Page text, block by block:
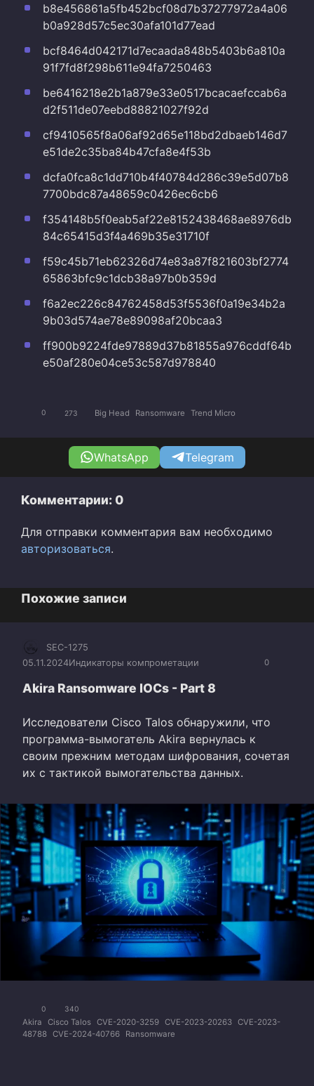
b8e456861a5fb452bcf08d7b37277972a4a06
b0a928d57c5ec30afa101d77ead
bcf8464d042171d7ecaada848b5403b6a810a
91f7fd8f298b611e94fa7250463
be6416218e2b1a879e33e0517bcacaefccab6a
d2f511de07eebd88821027f92d
cf9410565f8a06af92d65e118bd2dbaeb146d7
e51de2c35ba84b47cfa8e4f53b
dcfa0fca8c1dd710b4f40784d286c39e5d07b8
7700bdc87a48659c0426ec6cb6
f354148b5f0eab5af22e8152438468ae8976db
84c65415d3f4a469b35e31710f
f59c45b71eb62326d74e83a87f821603bf2774
65863bfc9c1dcb38a97b0b359d
f6a2ec226c84762458d53f5536f0a19e34b2a
9b03d574ae78e89098af20bcaa3
ff900b9224fde97889d37b81855a976cddf64b
e50af280e04ce53c587d978840
0 273 Big Head Ransomware Trend Micro
WhatsApp Telegram
Комментарии: 0
Для отправки комментария вам необходимо
авторизоваться.
Похожие записи
0
SEC-1275
05.11.2024Индикаторы компрометации
Akira Ransomware IOCs - Part 8
Исследователи Cisco Talos обнаружили, что
программа-вымогатель Akira вернулась к
своим прежним методам шифрования, сочетая
их с тактикой вымогательства данных.
0 340
Akira Cisco Talos CVE-2020-3259 CVE-2023-20263 CVE-2023-
48788 CVE-2024-40766 Ransomware